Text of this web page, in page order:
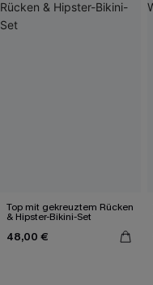
Top mit gekreuztem Rücken
& Hipster-Bikini-Set
48,00 €